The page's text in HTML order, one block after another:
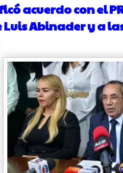
acuerdo con el
Abinader y a